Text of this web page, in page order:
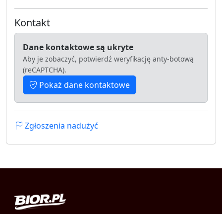
Kontakt
Dane kontaktowe są ukryte
Aby je zobaczyć, potwierdź weryfikację anty-botową
(reCAPTCHA).
Pokaż dane kontaktowe
Zgłoszenia nadużyć